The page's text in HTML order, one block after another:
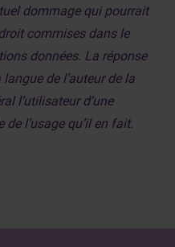
dommage qui pourrait
commises dans le
données. La réponse
de l’auteur de la
l’utilisateur d’une
l’usage qu’il en fait.